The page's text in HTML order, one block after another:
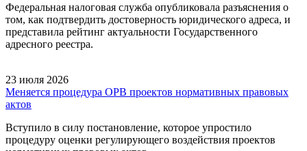
Федеральная налоговая служба опубликовала разъяснения о
том, как подтвердить достоверность юридического адреса, и
представила рейтинг актуальности Государственного
адресного реестра.
23 июля 2026
Меняется процедура ОРВ проектов нормативных правовых
актов
Вступило в силу постановление, которое упростило
процедуру оценки регулирующего воздействия проектов